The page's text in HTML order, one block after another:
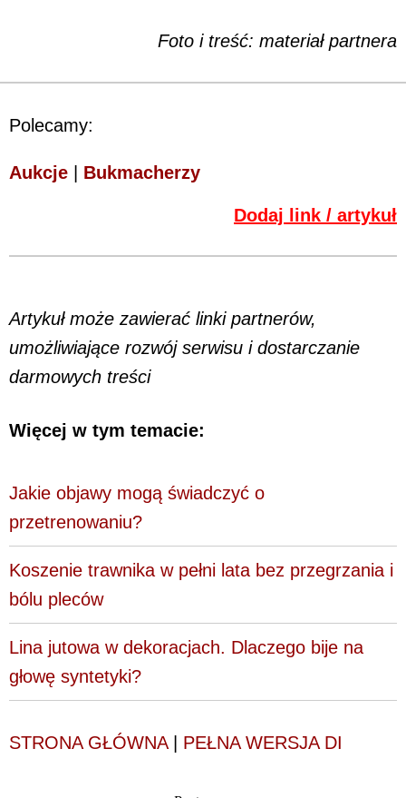
Foto i treść: materiał partnera
Polecamy:
Aukcje Bukmacherzy
Dodaj link / artykuł
Artykuł może zawierać linki partnerów,
umożliwiające rozwój serwisu i dostarczanie
darmowych treści
Więcej w tym temacie:
Jakie objawy mogą świadczyć o
przetrenowaniu?
Koszenie trawnika w pełni lata bez przegrzania i
bólu pleców
Lina jutowa w dekoracjach. Dlaczego bije na
głowę syntetyki?
STRONA GŁÓWNA| PEŁNA WERSJA DI